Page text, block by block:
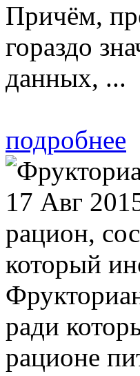
Причём,
гораздо
данных, ...
подробнее
17 Авг
рацион,
который
ради
рационе